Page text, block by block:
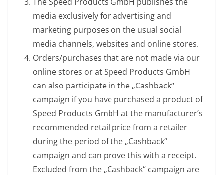
media exclusively for advertising and
marketing purposes on the usual social
media channels, websites and online stores.
Orders/purchases that are not made via our
online stores or at Speed Products GmbH
can also participate in the „Cashback“
campaign if you have purchased a product of
Speed Products GmbH at the manufacturer’s
recommended retail price from a retailer
during the period of the „Cashback“
campaign and can prove this with a receipt.
Excluded from the „Cashback“ campaign are